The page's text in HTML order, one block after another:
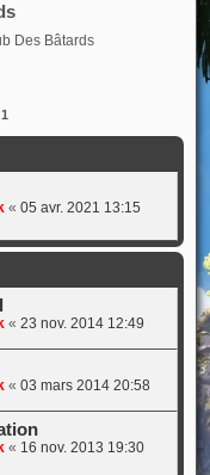
Des Bâtards
1
« 05 avr. 2021 13:15
« 23 nov. 2014 12:49
« 03 mars 2014 20:58
« 16 nov. 2013 19:30